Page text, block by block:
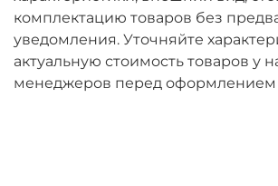
комплектацию товаров без
уведомления. Уточняйте
актуальную стоимость товаров у
менеджеров перед оформлением